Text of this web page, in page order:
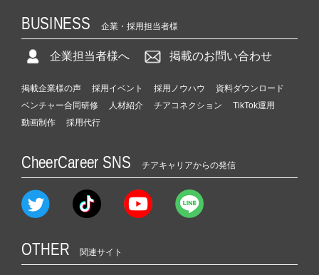
BUSINESS 企業・採用担当者様
企業担当者様へ 掲載のお問い合わせ
掲載企業様の声 採用イベント 採用ノウハウ
資料ダウンロード
ベンチャー合同研修
人材紹介 チアコネクション
TikTok運用
動画制作
採用代行
CheerCareer SNS チアキャリアからの発信
OTHER 関連サイト